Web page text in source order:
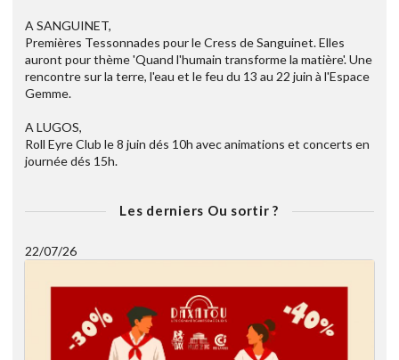
A SANGUINET,
Premières Tessonnades pour le Cress de Sanguinet. Elles
auront pour thème 'Quand l'humain transforme la matière'. Une
rencontre sur la terre, l'eau et le feu du 13 au 22 juin à l'Espace
Gemme.
A LUGOS,
Roll Eyre Club le 8 juin dés 10h avec animations et concerts en
journée dés 15h.
Les derniers Ou sortir ?
22/07/26